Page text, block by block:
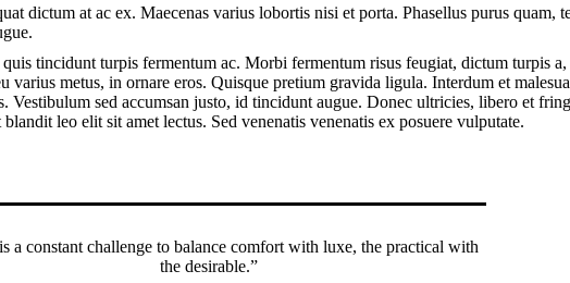
dictum at ac ex. Maecenas varius lobortis nisi et porta. Phasellus purus quam,
tincidunt turpis fermentum ac. Morbi fermentum risus feugiat, dictum turpis
varius metus, in ornare eros. Quisque pretium gravida ligula. Interdum et
Vestibulum sed accumsan justo, id tincidunt augue. Donec ultricies, libero et
leo elit sit amet lectus. Sed venenatis venenatis ex posuere vulputate.
a constant challenge to balance comfort with luxe, the practical with
the desirable.”